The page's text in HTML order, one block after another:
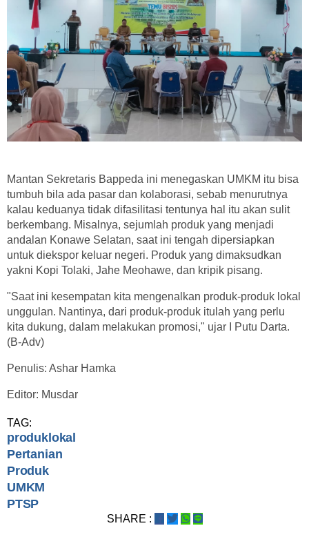
Mantan Sekretaris Bappeda ini menegaskan UMKM itu bisa
tumbuh bila ada pasar dan kolaborasi, sebab menurutnya
kalau keduanya tidak difasilitasi tentunya hal itu akan sulit
berkembang. Misalnya, sejumlah produk yang menjadi
andalan Konawe Selatan, saat ini tengah dipersiapkan
untuk diekspor keluar negeri. Produk yang dimaksudkan
yakni Kopi Tolaki, Jahe Meohawe, dan kripik pisang.
"Saat ini kesempatan kita mengenalkan produk-produk lokal
unggulan. Nantinya, dari produk-produk itulah yang perlu
kita dukung, dalam melakukan promosi," ujar I Putu Darta.
(B-Adv)
Penulis: Ashar Hamka
Editor: Musdar
TAG:
produklokal
Pertanian
Produk
UMKM
PTSP
SHARE :